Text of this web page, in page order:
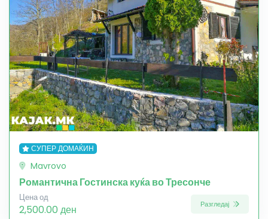
СУПЕР ДОМАЌИН
Mavrovo
Романтична Гостинска куќа во Тресонче
Цена од
2,500.00 ден Разгледај